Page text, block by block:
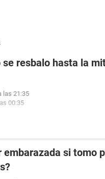
se resbalo hasta la
las 21:35
00:35
embarazada si tomo